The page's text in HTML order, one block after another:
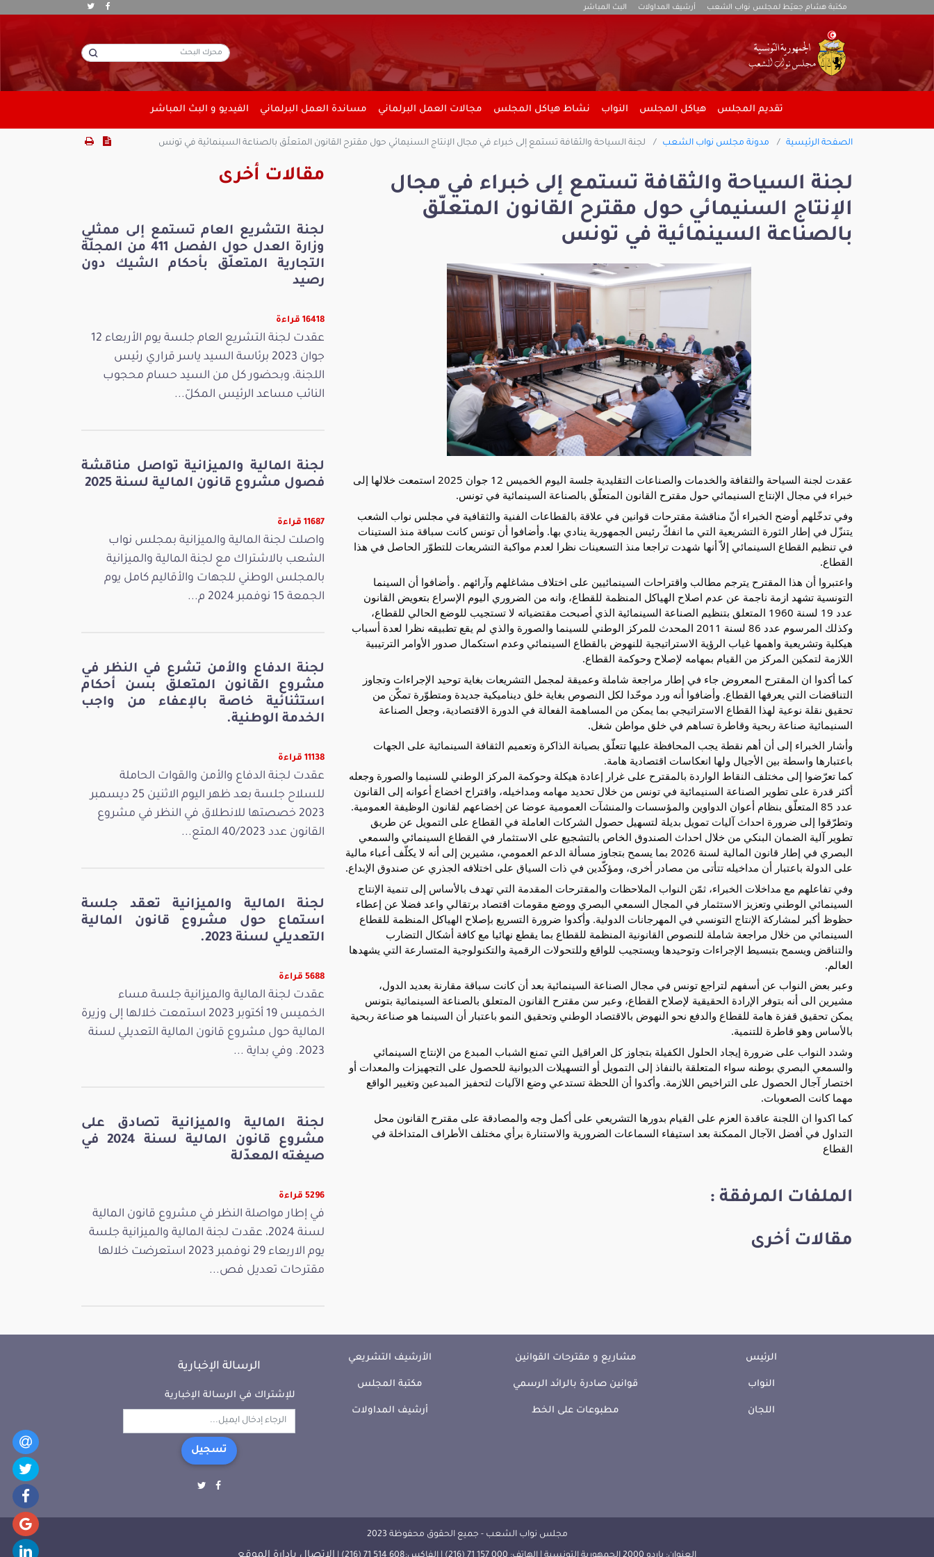
مكتبة هشام جعيّط لمجلس نواب الشعب أرشيف المداولات البث المباشر
تقديم المجلس هياكل المجلس النواب نشاط هياكل المجلس مجالات العمل البرلماني مساندة العمل البرلماني الفيديو و البث المباشر
الصفحة الرئيسية مدونة مجلس نواب الشعب لجنة السياحة والثقافة تستمع إلى خبراء في مجال الإنتاج السنيمائي حول مقترح القانون المتعلّق بالصناعة السينمائية في تونس
لجنة السياحة والثقافة تستمع إلى خبراء في مجال
الإنتاج السنيمائي حول مقترح القانون المتعلّق
بالصناعة السينمائية في تونس
عقدت لجنة السياحة والثقافة والخدمات والصناعات التقليدية جلسة اليوم الخميس 12 جوان 2025 استمعت خلالها إلى
خبراء في مجال الإنتاج السنيمائي حول مقترح القانون المتعلّق بالصناعة السينمائية في تونس.
وفي تدخّلهم أوضح الخبراء أنّ مناقشة مقترحات قوانين في علاقة بالقطاعات الفنية والثقافية في مجلس نواب الشعب
يتنزّل في إطار الثورة التشريعية التي ما انفكّ رئيس الجمهورية ينادي بها. وأضافوا أن تونس كانت سباقة منذ الستينات
في تنظيم القطاع السينمائي إلاّ أنها شهدت تراجعا منذ التسعينات نظرا لعدم مواكبة التشريعات للتطوّر الحاصل في هذا
القطاع.
واعتبروا أن هذا المقترح يترجم مطالب واقتراحات السينمائيين على اختلاف مشاغلهم وآرائهم . وأضافوا أن السينما
التونسية تشهد ازمة ناجمة عن عدم اصلاح الهياكل المنظمة للقطاع، وانه من الضروري اليوم الإسراع بتعويض القانون
عدد 19 لسنة 1960 المتعلق بتنظيم الصناعة السينمائية الذي أصبحت مقتضياته لا تستجيب للوضع الحالي للقطاع،
وكذلك المرسوم عدد 86 لسنة 2011 المحدث للمركز الوطني للسينما والصورة والذي لم يقع تطبيقه نظرا لعدة أسباب
هيكلية وتشريعية واهمها غياب الرؤية الاستراتيجية للنهوض بالقطاع السينمائي وعدم استكمال صدور الأوامر الترتيبية
اللازمة لتمكين المركز من القيام بمهامه لإصلاح وحوكمة القطاع.
كما أكدوا ان المقترح المعروض جاء في إطار مراجعة شاملة وعميقة لمجمل التشريعات بغاية توحيد الإجراءات وتجاوز
التناقضات التي يعرفها القطاع. وأضافوا أنه ورد موحّدا لكل النصوص بغاية خلق ديناميكية جديدة ومتطوّرة تمكّن من
تحقيق نقلة نوعية لهذا القطاع الاستراتيجي بما يمكن من المساهمة الفعالة في الدورة الاقتصادية، وجعل الصناعة
السنيمائية صناعة ربحية وقاطرة تساهم في خلق مواطن شغل.
وأشار الخبراء إلى أن أهم نقطة يجب المحافظة عليها تتعلّق بصيانة الذاكرة وتعميم الثقافة السينمائية على الجهات
باعتبارها واسطة بين الأجيال ولها انعكاسات اقتصادية هامة.
كما تعرّضوا إلى مختلف النقاط الواردة بالمقترح على غرار إعادة هيكلة وحوكمة المركز الوطني للسنيما والصورة وجعله
أكثر قدرة على تطوير الصناعة السنيمائية في تونس من خلال تحديد مهامه ومداخيله، واقتراح اخضاع أعوانه إلى القانون
عدد 85 المتعلّق بنظام أعوان الدواوين والمؤسسات والمنشآت العمومية عوضا عن إخضاعهم لقانون الوظيفة العمومية.
وتطرّقوا إلى ضرورة احداث آليات تمويل بديلة لتسهيل حصول الشركات العاملة في القطاع على التمويل عن طريق
تطوير آلية الضمان البنكي من خلال احداث الصندوق الخاص بالتشجيع على الاستثمار في القطاع السينمائي والسمعي
البصري في إطار قانون المالية لسنة 2026 بما يسمح بتجاوز مسألة الدعم العمومي، مشيرين إلى أنه لا يكلّف أعباء مالية
على الدولة باعتبار أن مداخيله تتأتى من مصادر أخرى، ومؤكّدين في ذات السياق على اختلافه الجذري عن صندوق الإبداع.
وفي تفاعلهم مع مداخلات الخبراء، ثمّن النواب الملاحظات والمقترحات المقدمة التي تهدف بالأساس إلى تنمية الإنتاج
السينمائي الوطني وتعزيز الاستثمار في المجال السمعي البصري ووضع مقومات اقتصاد برتقالي واعد فضلا عن إعطاء
حظوظ أكبر لمشاركة الإنتاج التونسي في المهرجانات الدولية. وأكدوا ضرورة التسريع بإصلاح الهياكل المنظمة للقطاع
السينمائي من خلال مراجعة شاملة للنصوص القانونية المنظمة للقطاع بما يقطع نهائيا مع كافة أشكال التضارب
والتناقض ويسمح بتبسيط الإجراءات وتوحيدها ويستجيب للواقع وللتحولات الرقمية والتكنولوجية المتسارعة التي يشهدها
العالم.
وعبر بعض النواب عن أسفهم لتراجع تونس في مجال الصناعة السينمائية بعد أن كانت سباقة مقارنة بعديد الدول،
مشيرين الى أنه بتوفر الإرادة الحقيقية لإصلاح القطاع، وعبر سن مقترح القانون المتعلق بالصناعة السينمائية بتونس
يمكن تحقيق قفزة هامة للقطاع والدفع نحو النهوض بالاقتصاد الوطني وتحقيق النمو باعتبار أن السينما هو صناعة ربحية
بالأساس وهو قاطرة للتنمية.
وشدد النواب على ضرورة إيجاد الحلول الكفيلة بتجاوز كل العراقيل التي تمنع الشباب المبدع من الإنتاج السينمائي
والسمعي البصري بوطنه سواء المتعلقة بالنفاذ إلى التمويل أو التسهيلات الديوانية للحصول على التجهيزات والمعدات أو
اختصار آجال الحصول على التراخيص اللازمة. وأكدوا أن اللحظة تستدعي وضع الآليات لتحفيز المبدعين وتغيير الواقع
مهما كانت الصعوبات.
كما اكدوا ان اللجنة عاقدة العزم على القيام بدورها التشريعي على أكمل وجه والمصادقة على مقترح القانون محل
التداول في أفضل الآجال الممكنة بعد استيفاء السماعات الضرورية والاستنارة برأي مختلف الأطراف المتداخلة في
القطاع
الملفات المرفقة :
مقالات أخرى
مقالات أخرى
لجنة التشريع العام تستمع إلى ممثلي
وزارة العدل حول الفصل 411 من المجلّة
التجارية المتعلّق بأحكام الشيك دون
رصيد
16418 قراءة
عقدت لجنة التشريع العام جلسة يوم الأربعاء 12
جوان 2023 برئاسة السيد ياسر قراري رئيس
اللجنة، وبحضور كل من السيد حسام محجوب
النائب مساعد الرئيس المكلّ...
لجنة المالية والميزانية تواصل مناقشة
فصول مشروع قانون المالية لسنة 2025
11687 قراءة
واصلت لجنة المالية والميزانية بمجلس نواب
الشعب بالاشتراك مع لجنة المالية والميزانية
بالمجلس الوطني للجهات والأقاليم كامل يوم
الجمعة 15 نوفمبر 2024 م...
لجنة الدفاع والأمن تشرع في النظر في
مشروع القانون المتعلق بسن أحكام
استثنائية خاصة بالإعفاء من واجب
الخدمة الوطنية.
11138 قراءة
عقدت لجنة الدفاع والأمن والقوات الحاملة
للسلاح جلسة بعد ظهر اليوم الاثنين 25 ديسمبر
2023 خصصتها للانطلاق في النظر في مشروع
القانون عدد 40/2023 المتع...
لجنة المالية والميزانية تعقد جلسة
استماع حول مشروع قانون المالية
التعديلي لسنة 2023.
5688 قراءة
عقدت لجنة المالية والميزانية جلسة مساء
الخميس 19 أكتوبر 2023 استمعت خلالها إلى وزيرة
المالية حول مشروع قانون المالية التعديلي لسنة
2023. وفي بداية ...
لجنة المالية والميزانية تصادق على
مشروع قانون المالية لسنة 2024 في
صيغته المعدّلة
5296 قراءة
في إطار مواصلة النظر في مشروع قانون المالية
لسنة 2024، عقدت لجنة المالية والميزانية جلسة
يوم الاربعاء 29 نوفمبر 2023 استعرضت خلالها
مقترحات تعديل فص...
الرئيس
النواب
اللجان
مشاريع و مقترحات القوانين
قوانين صادرة بالرائد الرسمي
مطبوعات على الخط
الأرشيف التشريعي
مكتبة المجلس
أرشيف المداولات
الرسالة الإخبارية
للإشتراك في الرسالة الإخبارية
تسجيل
مجلس نواب الشعب - جميع الحقوق محفوظة 2023